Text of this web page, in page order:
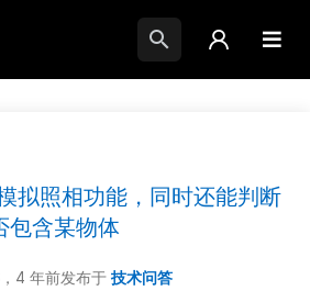
拟照相功能，同时还能判断
包含某物体
，4 年前发布于 技术问答